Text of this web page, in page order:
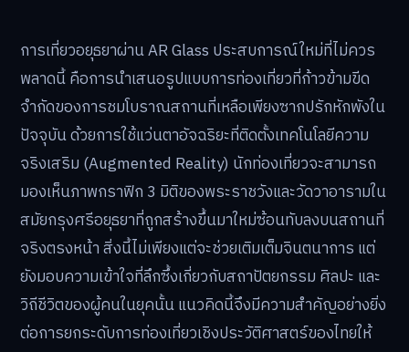
การเที่ยวอยุธยาผ่าน AR Glass ประสบการณ์ใหม่ที่ไม่ควร
พลาดนี้ คือการนำเสนอรูปแบบการท่องเที่ยวที่ก้าวข้ามขีด
จำกัดของการชมโบราณสถานที่เหลือเพียงซากปรักหักพังใน
ปัจจุบัน ด้วยการใช้แว่นตาอัจฉริยะที่ติดตั้งเทคโนโลยีความ
จริงเสริม (Augmented Reality) นักท่องเที่ยวจะสามารถ
มองเห็นภาพกราฟิก 3 มิติของพระราชวังและวัดวาอารามใน
สมัยกรุงศรีอยุธยาที่ถูกสร้างขึ้นมาใหม่ซ้อนทับลงบนสถานที่
จริงตรงหน้า สิ่งนี้ไม่เพียงแต่จะช่วยเติมเต็มจินตนาการ แต่
ยังมอบความเข้าใจที่ลึกซึ้งเกี่ยวกับสถาปัตยกรรม ศิลปะ และ
วิถีชีวิตของผู้คนในยุคนั้น แนวคิดนี้จึงมีความสำคัญอย่างยิ่ง
ต่อการยกระดับการท่องเที่ยวเชิงประวัติศาสตร์ของไทยให้